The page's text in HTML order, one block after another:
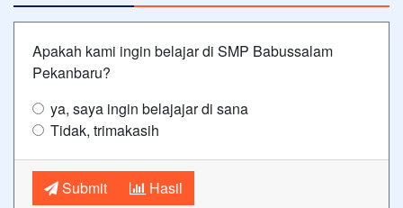
Apakah kami ingin belajar di SMP Babussalam
Pekanbaru?
ya, saya ingin belajajar di sana
Tidak, trimakasih
Submit Hasil